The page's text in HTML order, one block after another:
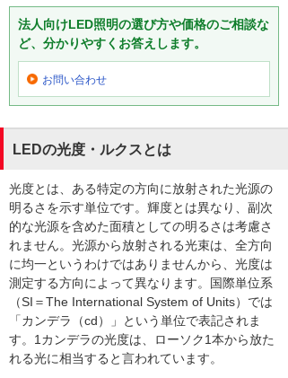
法人向けLED照明の選び方や価格のご相談な
ど、分かりやすくお答えします。
お問い合わせ
LEDの光度・ルクスとは
光度とは、ある特定の方向に放射された光源の
明るさを示す単位です。輝度とは異なり、副次
的な光源を含めた面積としての明るさは考慮さ
れません。光源から放射される光束は、全方向
に均一というわけではありませんから、光度は
測定する方向によって異なります。国際単位系
（SI＝The International System of Units）では
「カンデラ（cd）」という単位で表記されま
す。1カンデラの光度は、ローソク1本から放た
れる光に相当すると言われています。